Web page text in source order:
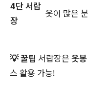
4단 서랍
장
옷이 많은
💡 꿀팁 서랍장은 옷
스 활용 가능!